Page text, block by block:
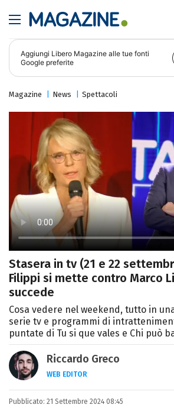
Aggiungi Libero Magazine alle tue fonti
Google preferite
Magazine News Spettacoli
Stasera in tv (21 e 22
Filippi si mette contro Marco
succede
Cosa vedere nel weekend, tutto in
serie tv e programmi di
puntate di Tu si que vales e Chi può
Riccardo Greco
WEB EDITOR
LINKEDIN
Si avvicina all'editoria
Pubblicato: 21 Settembre 2024 08:45